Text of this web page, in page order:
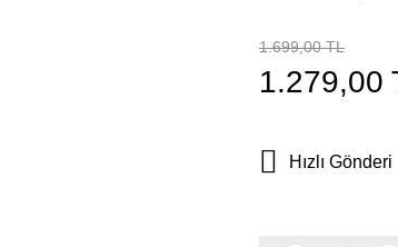
1.699,00 TL
1.279,00
Hızlı Gönderi